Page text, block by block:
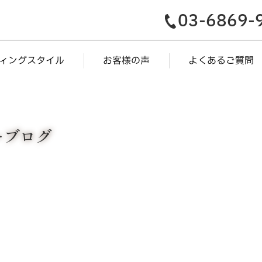
03-6869-
ングスタイル お客様の声 よくあるご質問
ログ